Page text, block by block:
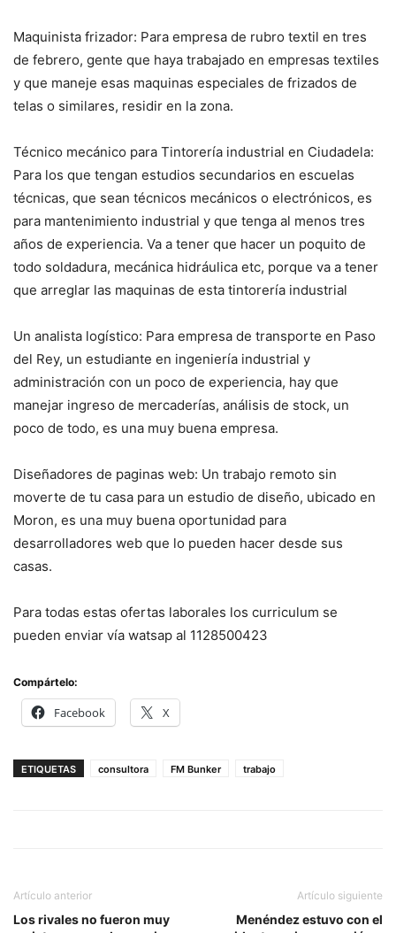
Maquinista frizador: Para empresa de rubro textil en tres
de febrero, gente que haya trabajado en empresas textiles
y que maneje esas maquinas especiales de frizados de
telas o similares, residir en la zona.
Técnico mecánico para Tintorería industrial en Ciudadela:
Para los que tengan estudios secundarios en escuelas
técnicas, que sean técnicos mecánicos o electrónicos, es
para mantenimiento industrial y que tenga al menos tres
años de experiencia. Va a tener que hacer un poquito de
todo soldadura, mecánica hidráulica etc, porque va a tener
que arreglar las maquinas de esta tintorería industrial
Un analista logístico: Para empresa de transporte en Paso
del Rey, un estudiante en ingeniería industrial y
administración con un poco de experiencia, hay que
manejar ingreso de mercaderías, análisis de stock, un
poco de todo, es una muy buena empresa.
Diseñadores de paginas web: Un trabajo remoto sin
moverte de tu casa para un estudio de diseño, ubicado en
Moron, es una muy buena oportunidad para
desarrolladores web que lo pueden hacer desde sus
casas.
Para todas estas ofertas laborales los curriculum se
pueden enviar vía watsap al 1128500423
Compártelo:
Facebook X
ETIQUETAS consultora FM Bunker trabajo
Artículo anterior
Los rivales no fueron muy
Artículo siguiente
Menéndez estuvo con el